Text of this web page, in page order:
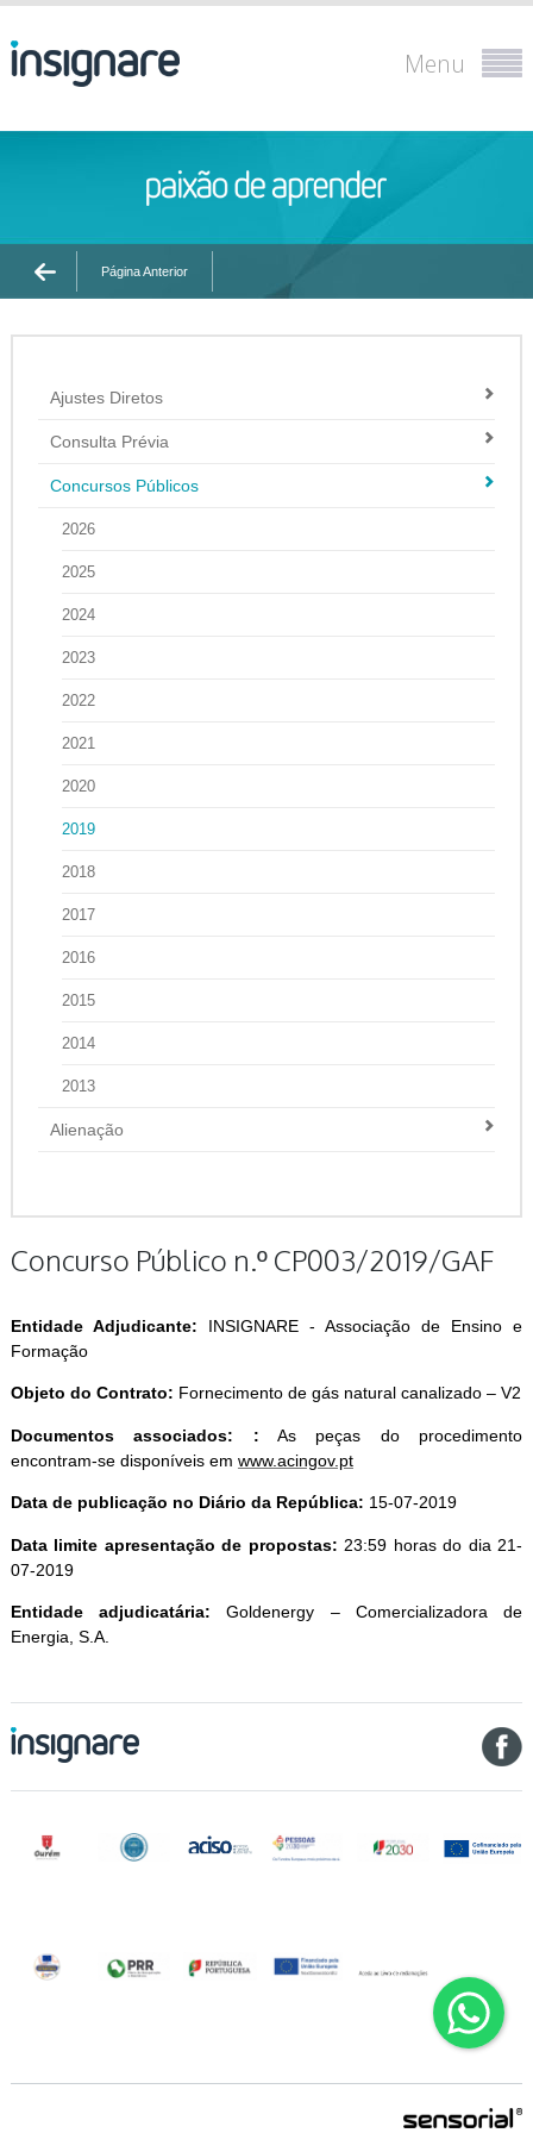
Menu
Página Anterior
Ajustes Diretos
Consulta Prévia
Concursos Públicos
2026
2025
2024
2023
2022
2021
2020
2019
2018
2017
2016
2015
2014
2013
Alienação
Concurso Público n.º CP003/2019/GAF
Entidade Adjudicante: INSIGNARE - Associação de Ensino e
Formação
Objeto do Contrato: Fornecimento de gás natural canalizado – V2
Documentos associados: : As peças do procedimento
encontram-se disponíveis em www.acingov.pt
Data de publicação no Diário da República: 15-07-2019
Data limite apresentação de propostas: 23:59 horas do dia 21-
07-2019
Entidade adjudicatária: Goldenergy – Comercializadora de
Energia, S.A.